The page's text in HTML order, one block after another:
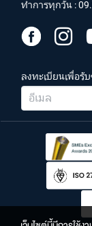
ทำการทุกวัน :
ลงทะเบียนเพื่อรับ